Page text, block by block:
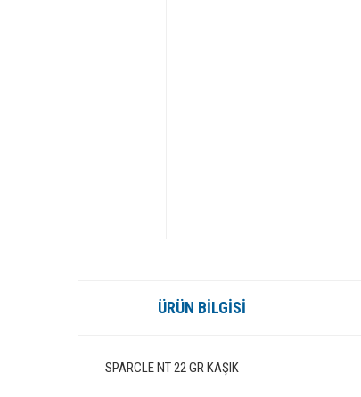
ÜRÜN BILGISI
SPARCLE NT 22 GR KAŞIK